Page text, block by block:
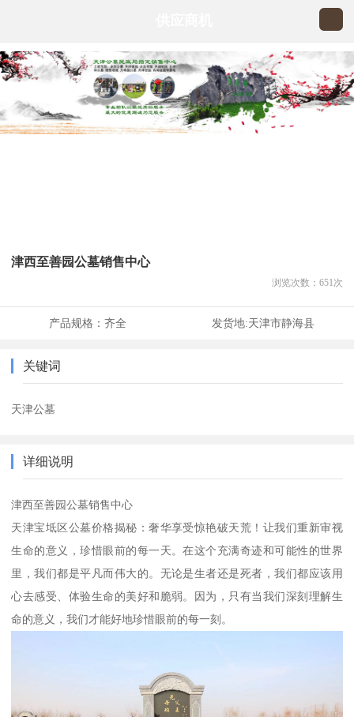
津西至善园公墓销售中心
浏览次数： 651 次
产品规格： 齐全 发货地:天津市静海县
关键词
天津公墓
详细说明
津西至善园公墓销售中心
天津宝坻区公墓价格揭秘：奢华享受惊艳破天荒！让我们重新审视
生命的意义，珍惜眼前的每一天。在这个充满奇迹和可能性的世界
里，我们都是平凡而伟大的。无论是生者还是死者，我们都应该用
心去感受、体验生命的美好和脆弱。因为，只有当我们深刻理解生
命的意义，我们才能好地珍惜眼前的每一刻。